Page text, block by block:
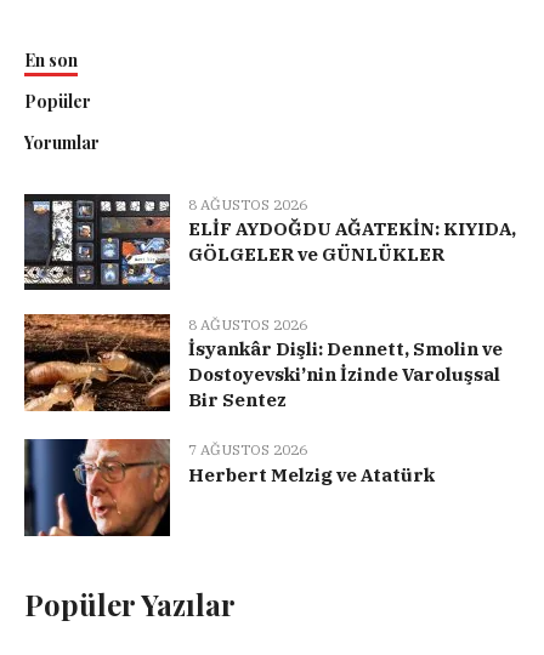
En son
Popüler
Yorumlar
8 AĞUSTOS 2026
ELİF AYDOĞDU AĞATEKİN: KIYIDA,
GÖLGELER ve GÜNLÜKLER
8 AĞUSTOS 2026
İsyankâr Dişli: Dennett, Smolin ve
Dostoyevski’nin İzinde Varoluşsal
Bir Sentez
7 AĞUSTOS 2026
Herbert Melzig ve Atatürk
Popüler Yazılar